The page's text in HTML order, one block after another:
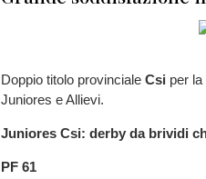
Doppio titolo provinciale Csi per la
Juniores e Allievi.
Juniores Csi: derby da brividi
PF 61